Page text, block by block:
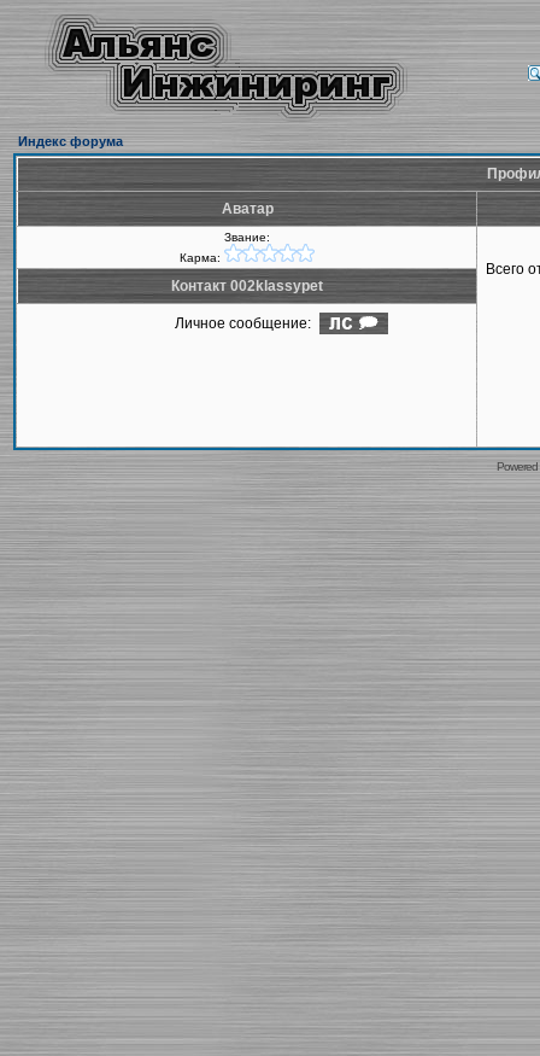
Индекс форума
Аватар
Звание:
Карма:
Всего
Контакт 002klassypet
Личное сообщение: